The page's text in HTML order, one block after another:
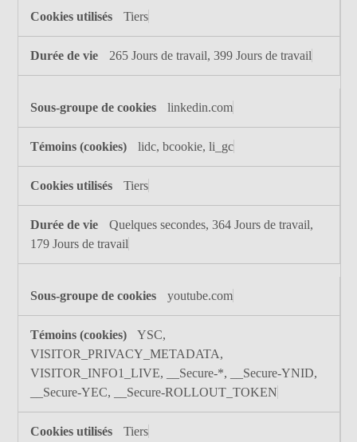
Tiers
265 Jours de travail, 399 Jours de travail
linkedin.com
lidc, bcookie, li_gc
Tiers
Quelques secondes, 364 Jours de travail,
179 Jours de travail
youtube.com
YSC,
VISITOR_PRIVACY_METADATA,
VISITOR_INFO1_LIVE, __Secure-*, __Secure-YNID,
__Secure-YEC, __Secure-ROLLOUT_TOKEN
Tiers